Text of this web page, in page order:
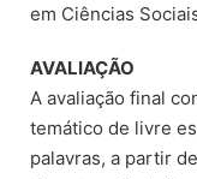
em Ciências
AVALIAÇÃO
A avaliação final
temático de livre
palavras, a partir